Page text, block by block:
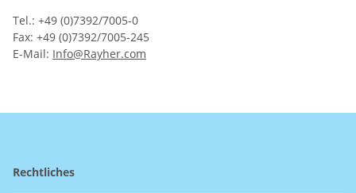
Tel.: +49 (0)7392/7005-0
Fax: +49 (0)7392/7005-245
E-Mail: Info@Rayher.com
Rechtliches